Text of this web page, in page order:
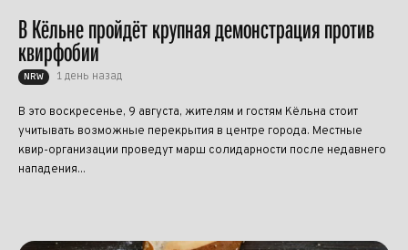
В Кёльне пройдёт крупная демонстрация против
квирфобии
NRW 1 день назад
В это воскресенье, 9 августа, жителям и гостям Кёльна стоит
учитывать возможные перекрытия в центре города. Местные
квир-организации проведут марш солидарности после недавнего
нападения...